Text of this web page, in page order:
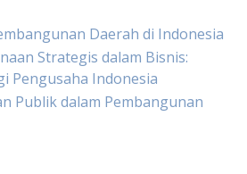
Daerah di Indonesia
Strategis dalam Bisnis:
Pengusaha Indonesia
Publik dalam Pembangunan